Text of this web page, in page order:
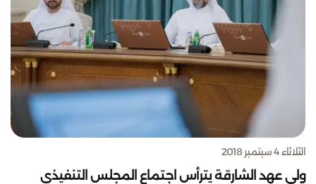
الثلاثاء 4 سبتمبر 2018
ولي عهد الشارقة يترأس اجتماع المجلس التنفيذي